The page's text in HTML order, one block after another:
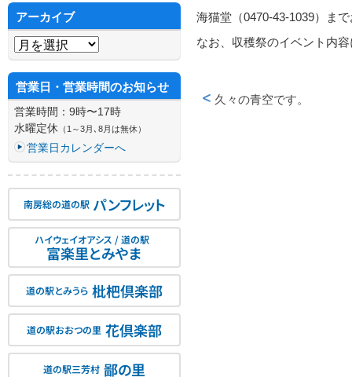
海猫堂（0470-43-1039）ま
なお、収穫祭のイベント内
久々の青空です。
アーカイブ
アーカイブ
営業日・営業時間のお知らせ
営業時間：9時〜17時
水曜定休 （1～3月､8月は無休）
営業日カレンダーへ
南房総の道の駅 パンフレット
ハイウェイオアシス / 道の駅
富楽里とみやま
道の駅とみうら 枇杷倶楽部
道の駅おおつの里 花倶楽部
道の駅三芳村 鄙の里